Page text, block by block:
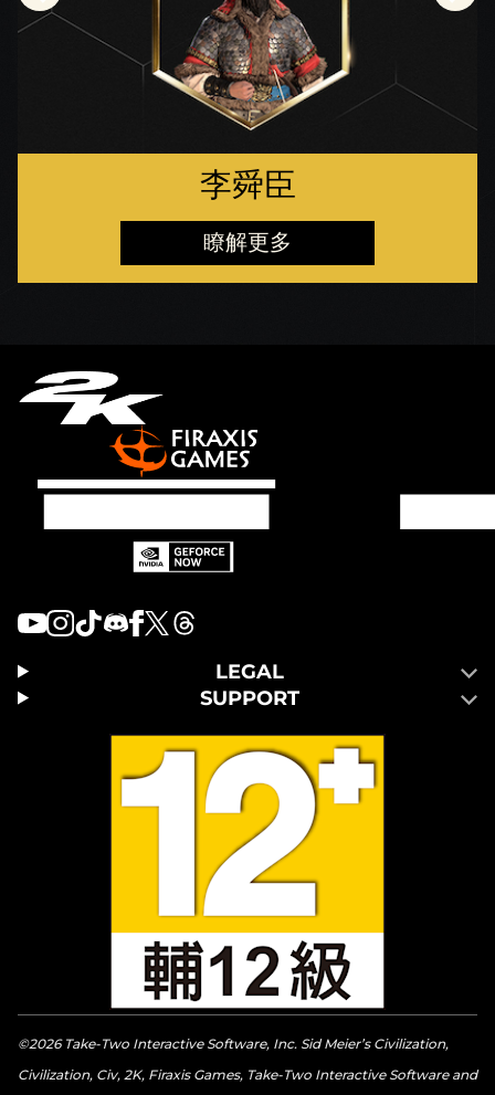
李舜臣
瞭解更多
LEGAL
SUPPORT
©2026 Take-Two Interactive Software, Inc. Sid Meier’s Civilization,
Civilization, Civ, 2K, Firaxis Games, Take-Two Interactive Software and